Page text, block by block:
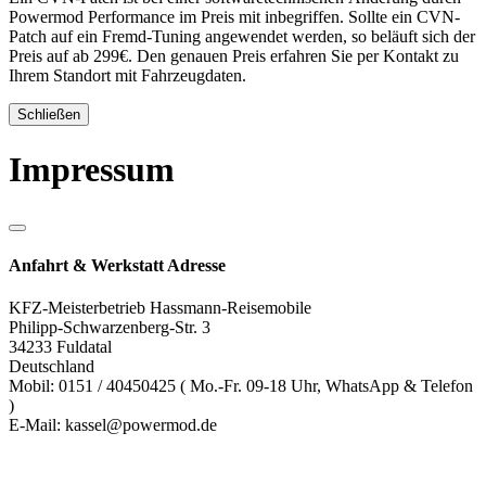
Powermod Performance im Preis mit inbegriffen. Sollte ein CVN-
Patch auf ein Fremd-Tuning angewendet werden, so beläuft sich der
Preis auf ab 299€. Den genauen Preis erfahren Sie per Kontakt zu
Ihrem Standort mit Fahrzeugdaten.
Schließen
Impressum
Anfahrt & Werkstatt Adresse
KFZ-Meisterbetrieb Hassmann-Reisemobile
Philipp-Schwarzenberg-Str. 3
34233 Fuldatal
Deutschland
Mobil: 0151 / 40450425 ( Mo.-Fr. 09-18 Uhr, WhatsApp & Telefon
)
E-Mail: kassel@powermod.de